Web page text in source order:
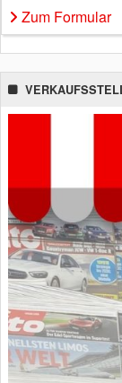
Zum Formular